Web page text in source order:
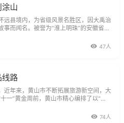
山
远县境内，为省级风景名胜区，因大禹治
而闻名。被誉为“淮上明珠”的安徽省怀
47人
线路
近年来，黄山市不断拓展旅游新空间，大
一”黄金周前，黄山市精心编排了以“新
74人